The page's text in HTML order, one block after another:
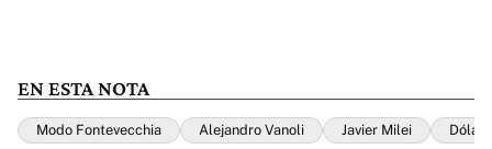
EN ESTA NOTA
Modo Fontevecchia Alejandro Vanoli Javier Milei